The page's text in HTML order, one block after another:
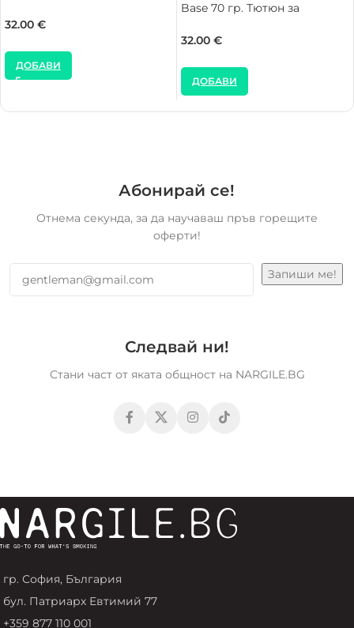
32.00 €
ДОБАВИ
Base 70 гр. Тютюн за
32.00 €
ДОБАВИ
Абонирай се!
Отнема секунда, за да научаваш пръв горещите
оферти!
Следвай ни!
Стани част от яката общност на NARGILE.BG
гр. София, България
бул. Патриарх Евтимий 77
+359 877 110 001